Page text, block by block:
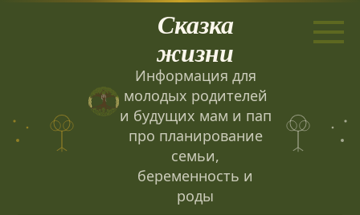
Сказка
жизни
Информация для
молодых родителей
и будущих мам и пап
про планирование
семьи,
беременность и
роды